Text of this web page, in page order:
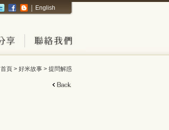
English
首頁 > 好米故事 > 提問解惑